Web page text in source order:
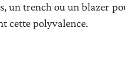
un trench ou un blazer
cette polyvalence.